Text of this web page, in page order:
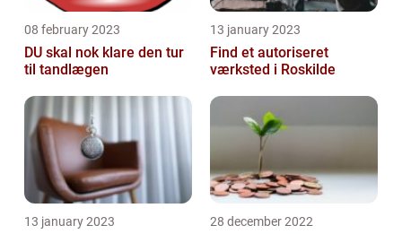
08 february 2023
DU skal nok klare den tur
til tandlægen
13 january 2023
Find et autoriseret
værksted i Roskilde
13 january 2023 28 december 2022